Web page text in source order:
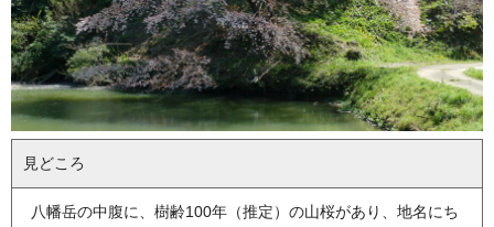
見どころ
八幡岳の中腹に、樹齢100年（推定）の山桜があり、地名にち